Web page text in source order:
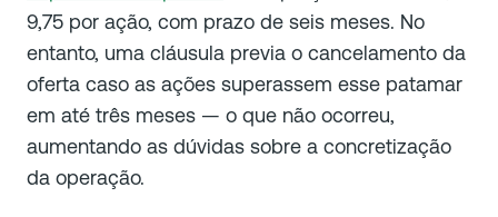
9,75 por ação, com prazo de seis meses. No
entanto, uma cláusula previa o cancelamento da
oferta caso as ações superassem esse patamar
em até três meses — o que não ocorreu,
aumentando as dúvidas sobre a concretização
da operação.